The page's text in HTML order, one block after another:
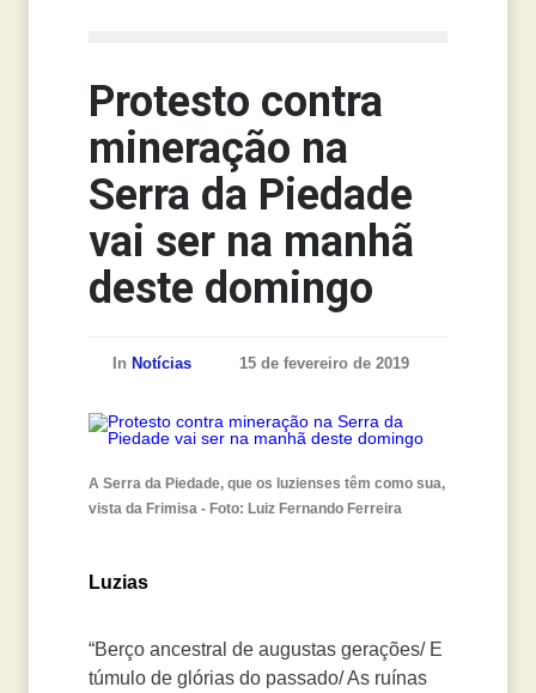
Protesto contra
mineração na
Serra da Piedade
vai ser na manhã
deste domingo
In Notícias 15 de fevereiro de 2019
A Serra da Piedade, que os luzienses têm como sua,
vista da Frimisa - Foto: Luiz Fernando Ferreira
Luzias
“Berço ancestral de augustas gerações/ E
túmulo de glórias do passado/ As ruínas